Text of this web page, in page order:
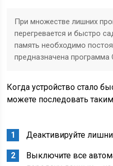
При множестве лишних
перегревается и быстро
память необходимо
предназначена программа
Когда устройство стало
можете последовать
Деактивируйте
Выключите все